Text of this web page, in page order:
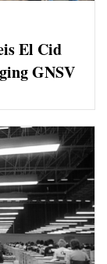
El Cid
GNSV